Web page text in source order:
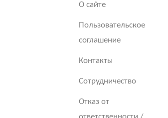
О сайте
Пользовательское
соглашение
Контакты
Сотрудничество
Отказ от